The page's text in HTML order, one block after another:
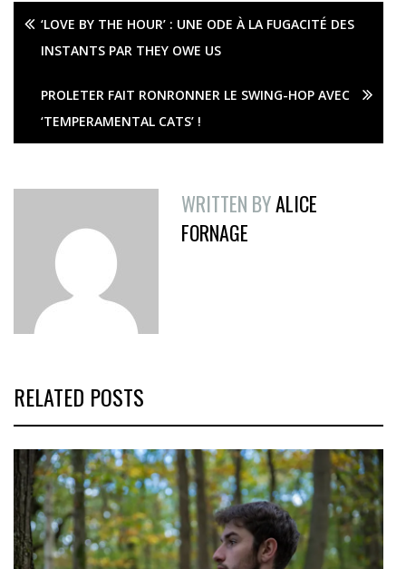
‘LOVE BY THE HOUR’ : UNE ODE À LA FUGACITÉ DES
INSTANTS PAR THEY OWE US
PROLETER FAIT RONRONNER LE SWING-HOP AVEC
‘TEMPERAMENTAL CATS’ !
WRITTEN BYALICE
FORNAGE
RELATED POSTS